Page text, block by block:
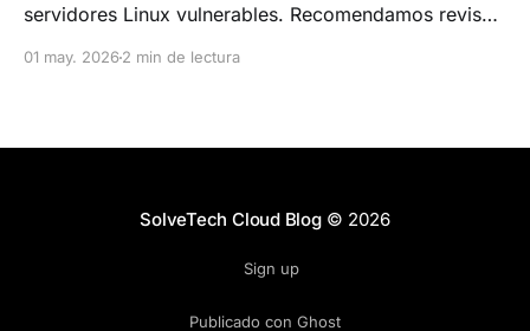
servidores Linux vulnerables. Recomendamos revisar
01 may. 20262 min de lectura
SolveTech Cloud Blog© 2026
Sign up
Publicado con Ghost